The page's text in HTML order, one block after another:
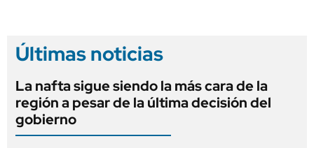
Últimas noticias
La nafta sigue siendo la más cara de la
región a pesar de la última decisión del
gobierno